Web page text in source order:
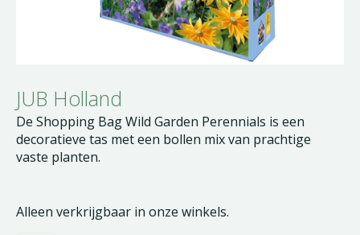
JUB Holland
De Shopping Bag Wild Garden Perennials is een
decoratieve tas met een bollen mix van prachtige
vaste planten.
Alleen verkrijgbaar in onze winkels.